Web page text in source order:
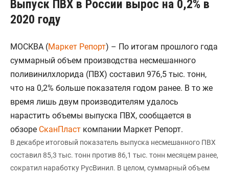
Выпуск ПВХ в России вырос на 0,2% в
2020 году
МОСКВА (Маркет Репорт) – По итогам прошлого года
суммарный объем производства несмешанного
поливинилхлорида (ПВХ) составил 976,5 тыс. тонн,
что на 0,2% больше показателя годом ранее. В то же
время лишь двум производителям удалось
нарастить объемы выпуска ПВХ, сообщается в
обзоре СканПласт компании Маркет Репорт.
В декабре итоговый показатель выпуска несмешанного ПВХ
составил 85,3 тыс. тонн против 86,1 тыс. тонн месяцем ранее,
сократил наработку РуcВинил. В целом, суммарный объем